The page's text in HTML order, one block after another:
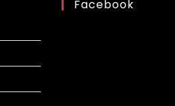
Facebook